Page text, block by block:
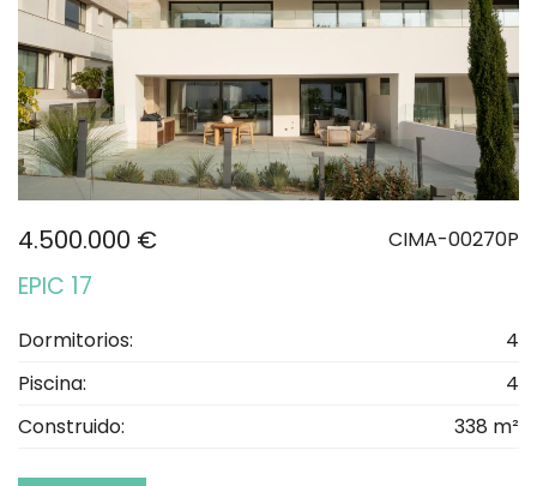
4.500.000 € CIMA-00270P
EPIC 17
Dormitorios:
4
Piscina:
4
Construido:
338 m²